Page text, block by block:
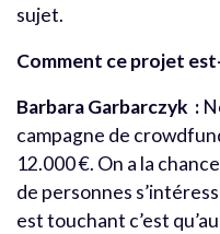
sujet.
Comment ce projet
Barbara Garbarczyk :
campagne de
12.000 €. On a la
de personnes
est touchant c’est